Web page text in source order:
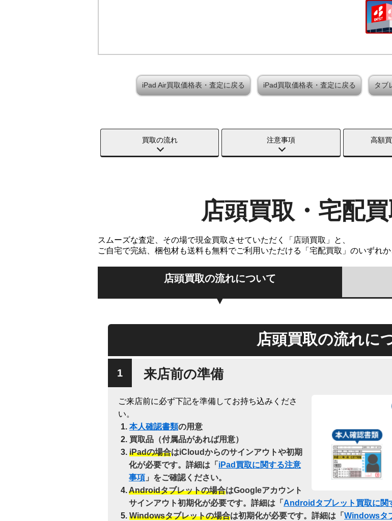
iPad Air買取価格表・査定に戻る iPad買取価格表・査定に戻る タブ
買取の流れ 注意事項 高額
店頭買取・宅配
スムーズな査定、その場で現金買取させていただく「店頭買取」と、
ご自宅で完結、梱包材も送料も無料でご利用いただける「宅配買取」のいずれ
店頭買取の流れについて
店頭買取の流れに
来店前の準備
ご来店前に必ず下記を準備してお持ち込みくださ
い。
本人確認書類の用意
買取品（付属品があれば用意）
iPadの場合はiCloudからのサインアウトや初期
化が必要です。詳細は「 iPad買取に関する注意
事項 」をご確認ください。
Androidタブレットの場合はGoogleアカウント
サインアウト初期化が必要です。詳細は「 Androidタブレット買取に関
Windowsタブレットの場合は初期化が必要です。詳細は「 Windowsタ